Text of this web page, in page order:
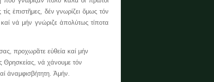
ἐπιστῆμες, δέν γνωρίζει ὅμως τόν
νά μήν γνώριζε ἀπολύτως τίποτα
προχωρᾶτε εὐθεία καί μήν
Θρησκείας, νά χάνουμε τόν
ἀναμφισβήτητη. Ἀμήν.